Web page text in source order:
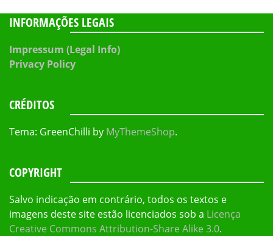
INFORMAÇÕES LEGAIS
Impressum (Legal Info)
Privacy Policy
CRÉDITOS
Tema: GreenChilli by MyThemeShop.
COPYRIGHT
Salvo indicação em contrário, todos os textos e
imagens deste site estão licenciados sob a Licença
Creative Commons Attribution-Share Alike 3.0.